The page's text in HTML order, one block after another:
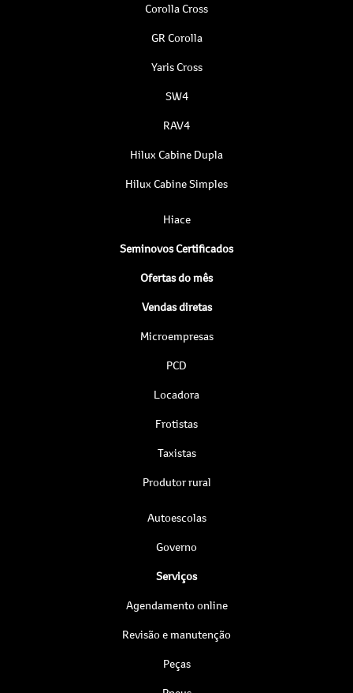
Corolla Cross
GR Corolla
Yaris Cross
SW4
RAV4
Hilux Cabine Dupla
Hilux Cabine Simples
Hiace
Seminovos Certificados
Ofertas do mês
Vendas diretas
Microempresas
PCD
Locadora
Frotistas
Taxistas
Produtor rural
Autoescolas
Governo
Serviços
Agendamento online
Revisão e manutenção
Peças